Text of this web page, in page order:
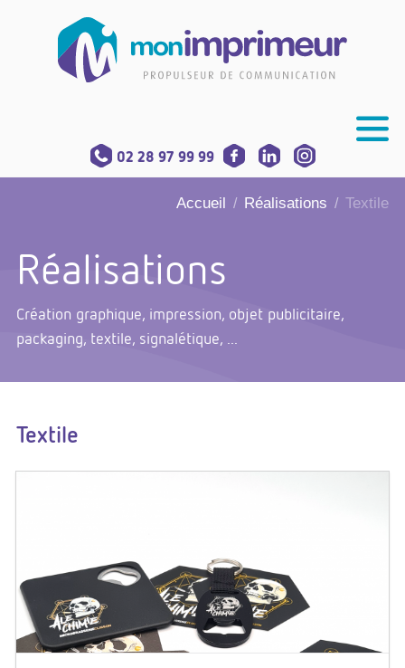
02 28 97 99 99
Accueil / Réalisations / Textile
Réalisations
Création graphique, impression, objet publicitaire,
packaging, textile, signalétique, ...
Textile